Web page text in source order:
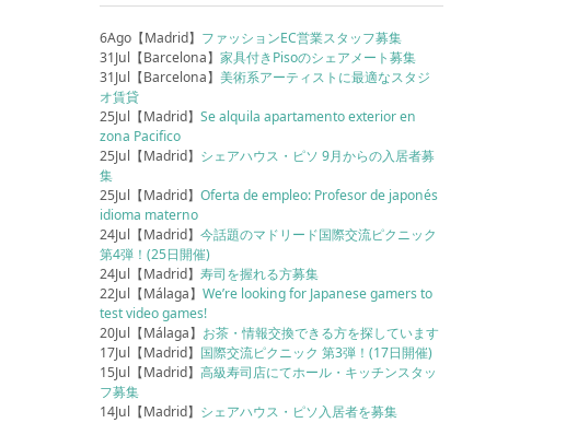
6Ago【Madrid】 ファッションEC営業スタッフ募集
31Jul【Barcelona】家具付きPisoのシェアメート募集
31Jul【Barcelona】美術系アーティストに最適なスタジ
オ賃貸
25Jul【Madrid】Se alquila apartamento exterior en
zona Pacifico
25Jul【Madrid】 シェアハウス・ピソ 9月からの入居者募
集
25Jul【Madrid】Oferta de empleo: Profesor de japonés
idioma materno
24Jul【Madrid】今話題のマドリード国際交流ピクニック
第4弾！(25日開催)
24Jul【Madrid】寿司を握れる方募集
22Jul【Málaga】We’re looking for Japanese gamers to
test video games!
20Jul【Málaga】 お茶・情報交換できる方を探しています
17Jul【Madrid】 国際交流ピクニック 第3弾！(17日開催)
15Jul【Madrid】高級寿司店にてホール・キッチンスタッ
フ募集
14Jul【Madrid】 シェアハウス・ピソ入居者を募集